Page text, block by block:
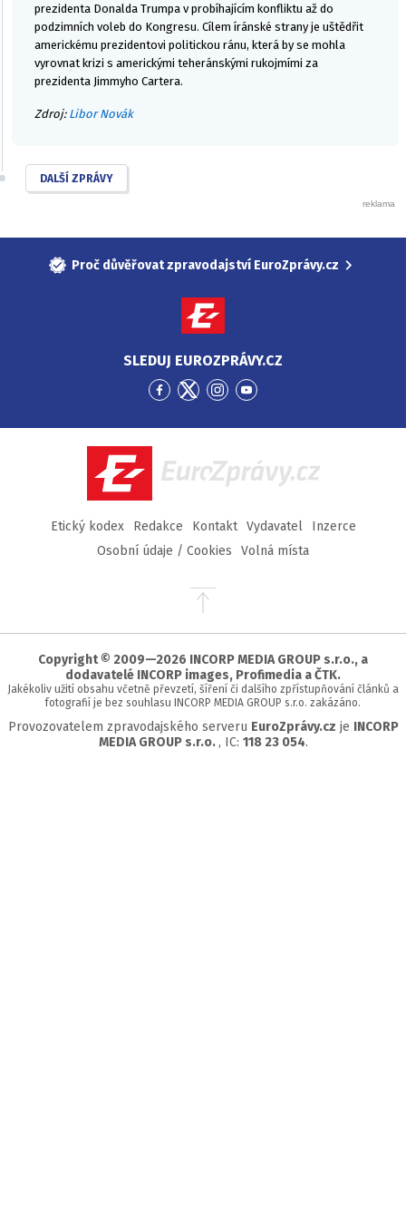
prezidenta Donalda Trumpa v probíhajícím konfliktu až do
podzimních voleb do Kongresu. Cílem íránské strany je uštědřit
americkému prezidentovi politickou ránu, která by se mohla
vyrovnat krizi s americkými teheránskými rukojmími za
prezidenta Jimmyho Cartera.
Zdroj: Libor Novák
DALŠÍ ZPRÁVY
Proč důvěřovat zpravodajství EuroZprávy.cz
SLEDUJ EUROZPRÁVY.CZ
Přejít
Facebook
Přejít
Twitter
Přejít
Instagram
Přejít
YouTube
EuroZprávy.cz
Etický kodex Redakce Kontakt Vydavatel
Inzerce
Osobní údaje / Cookies
Volná místa
Přejít
stránky
Copyright © 2009—2026 INCORP MEDIA GROUP s.r.o., a
dodavatelé INCORP images, Profimedia a ČTK.
Jakékoliv užití obsahu včetně převzetí, šíření či dalšího zpřístupňování článků a
fotografií je bez souhlasu INCORP MEDIA GROUP s.r.o. zakázáno.
Provozovatelem zpravodajského serveru EuroZprávy.cz je INCORP
MEDIA GROUP s.r.o. , IC: 118 23 054.